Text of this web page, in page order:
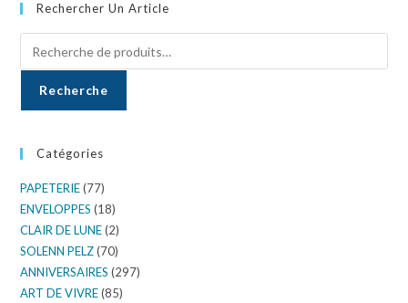
Rechercher Un Article
Recherche
Catégories
PAPETERIE (77)
ENVELOPPES (18)
CLAIR DE LUNE (2)
SOLENN PELZ (70)
ANNIVERSAIRES (297)
ART DE VIVRE (85)